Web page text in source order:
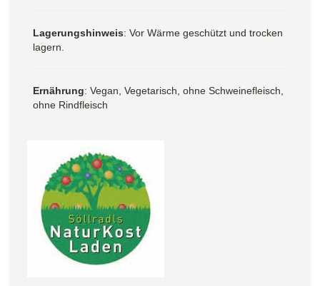
Lagerungshinweis: Vor Wärme geschützt und trocken
lagern.
Ernährung: Vegan, Vegetarisch, ohne Schweinefleisch,
ohne Rindfleisch